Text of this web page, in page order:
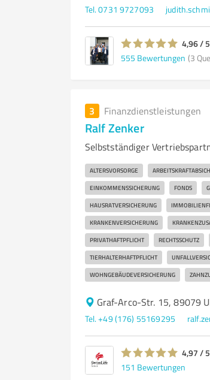
Tel. 0731 9727093
4,96 /
555 Bewertungen (3
3 Finanzdienstleistungen
Ralf Zenker
Selbstständiger
ALTERSVORSORGE
EINKOMMENSSICHERUNG FONDS
HAUSRATVERSICHERUNG
KRANKENVERSICHERUNG
PRIVATHAFTPFLICHT RECHTSSCHUTZ
TIERHALTERHAFTPFLICHT
WOHNGEBÄUDEVERSICHERUNG
Graf-Arco-Str. 15, 89079
Tel. +49 (176) 55169295
4,97 /
151 Bewertungen